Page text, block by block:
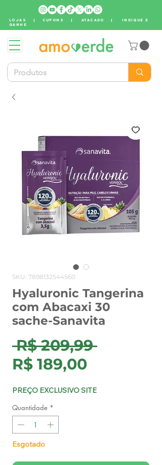
LOJAS | CUPONS |ATACADO | INDIQUE E
GANHE
SKU: 7898132544560
Hyaluronic Tangerina
com Abacaxi 30
sache-Sanavita
R$ 209,99 Preço
R$ 189,00Preço
PREÇO EXCLUSIVO SITE
Quantidade *
Esgotado